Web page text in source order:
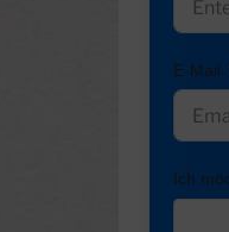
E-Mail
Ich